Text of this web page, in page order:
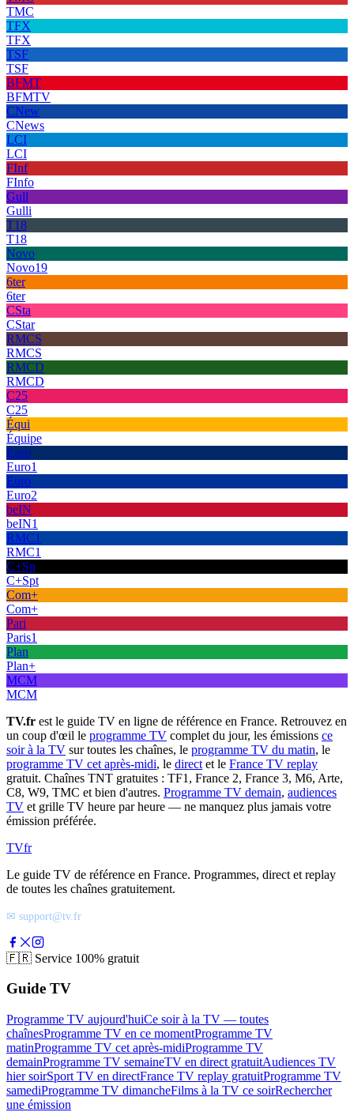
TMC
TFX
TFX
TSF
TSF
BFMT
BFMTV
CNew
CNews
LCI
LCI
FInf
FInfo
Gull
Gulli
T18
T18
Novo
Novo19
6ter
6ter
CSta
CStar
RMCS
RMCS
RMCD
RMCD
C25
C25
Équi
Équipe
Euro
Euro1
Euro
Euro2
beIN
beIN1
RMC1
RMC1
C+Sp
C+Spt
Com+
Com+
Pari
Paris1
Plan
Plan+
MCM
MCM
TV.fr est le guide TV en ligne de référence en France. Retrouvez en
un coup d'œil le programme TV complet du jour, les émissions ce
soir à la TV sur toutes les chaînes, le programme TV du matin, le
programme TV cet après-midi, le direct et le France TV replay
gratuit. Chaînes TNT gratuites : TF1, France 2, France 3, M6, Arte,
C8, W9, TMC et bien d'autres. Programme TV demain, audiences
TV et grille TV heure par heure — ne manquez plus jamais votre
émission préférée.
TVfr
Le guide TV de référence en France. Programmes, direct et replay
de toutes les chaînes gratuitement.
✉ support@tv.fr
🇫🇷 Service 100% gratuit
Guide TV
Programme TV aujourd'huiCe soir à la TV — toutes
chaînesProgramme TV en ce momentProgramme TV
matinProgramme TV cet après-midiProgramme TV
demainProgramme TV semaineTV en direct gratuitAudiences TV
hier soirSport TV en directFrance TV replay gratuitProgramme TV
samediProgramme TV dimancheFilms à la TV ce soirRechercher
une émission